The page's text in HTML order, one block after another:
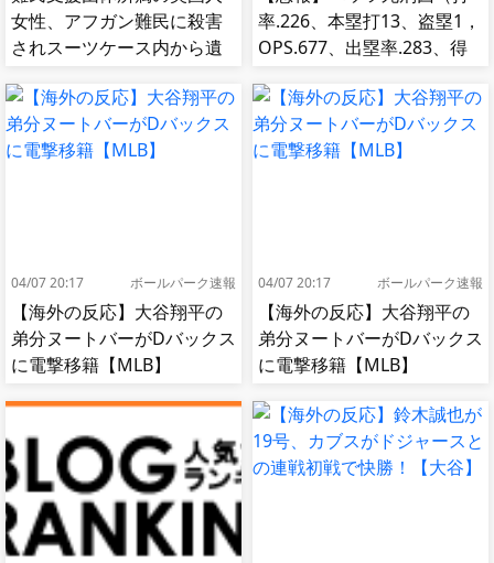
女性、アフガン難民に殺害
されスーツケース内から遺
応]
率.226、本塁打13、盗塁1，
OPS.677、出塁率.283、得
04/07 20:17 ボールパーク速報
【海外の反応】大谷翔平の
弟分ヌートバーがDバックス
に電撃移籍【MLB】
04/07 20:17 ボールパーク速報
【海外の反応】大谷翔平の
弟分ヌートバーがDバックス
に電撃移籍【MLB】